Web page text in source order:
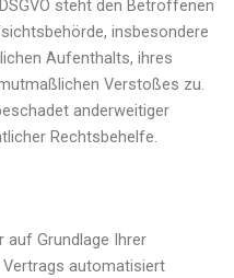
steht den Betroffenen
insbesondere
Aufenthalts, ihres
Verstoßes zu.
anderweitiger
Rechtsbehelfe.
auf Grundlage Ihrer
Vertrags automatisiert